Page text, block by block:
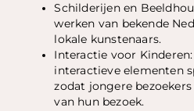
Schilderijen en
werken van bekende
lokale kunstenaars.
Interactie voor
interactieve elementen
zodat jongere
van hun bezoek.